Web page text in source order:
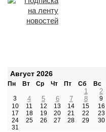
Август 2026
Пн Вт Ср Чт Пт Сб Вс
1 2
3 4 5 6 7 8
9
10
11 12 13 14 15
16
17
18 19 20 21 22
23
24
25 26 27 28 29
30
31